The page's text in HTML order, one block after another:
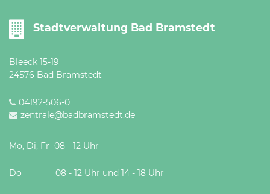
nach
Vereinbarung.
Stadtverwaltung Bad Bramstedt
Bleeck 15-19
24576 Bad Bramstedt
04192-506-0
zentrale@badbramstedt.de
Mo, Di, Fr 08 - 12 Uhr
Do 08 - 12 Uhr und 14 - 18 Uhr